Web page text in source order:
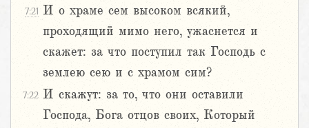
7:21 И о храме сем высоком всякий,
проходящий мимо него, ужаснется и
скажет: за что поступил так Господь с
землею сею и с храмом сим?
7:22 И скажут: за то, что они оставили
Господа, Бога отцов своих, Который